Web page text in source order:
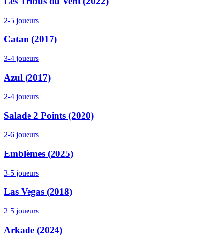
2-5 joueurs
Catan (2017)
3-4 joueurs
Azul (2017)
2-4 joueurs
Salade 2 Points (2020)
2-6 joueurs
Emblèmes (2025)
3-5 joueurs
Las Vegas (2018)
2-5 joueurs
Arkade (2024)